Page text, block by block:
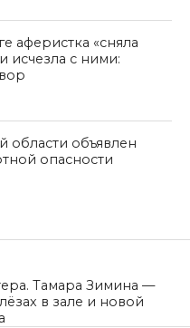
аферистка «сняла
исчезла с ними:
области объявлен
опасности
Тамара Зимина —
в зале и новой